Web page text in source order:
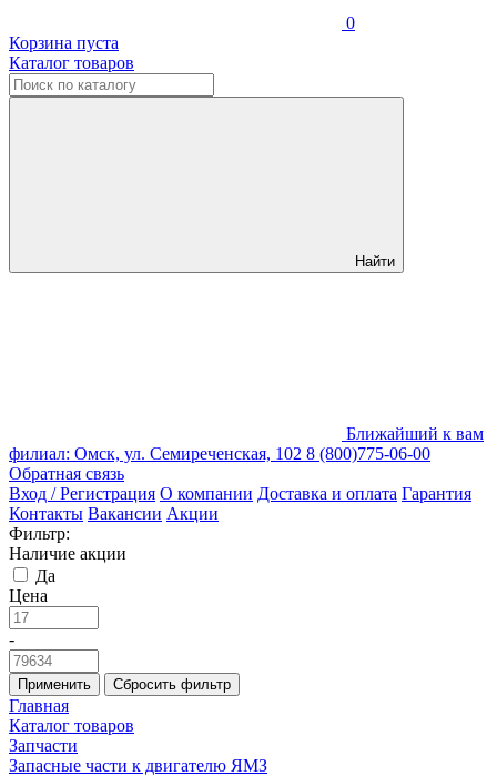
0
Корзина пуста
Каталог товаров
Найти
Ближайший к вам
филиал: Омск, ул. Семиреченская, 102 8 (800)775-06-00
Обратная связь
Вход / Регистрация О компании Доставка и оплата Гарантия
Контакты Вакансии Акции
Фильтр:
Наличие акции
Да
Цена
-
Применить Сбросить фильтр
Главная
Каталог товаров
Запчасти
Запасные части к двигателю ЯМЗ